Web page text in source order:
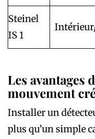
Steinel
IS 1
Les avantages
mouvement
Installer un
plus qu’un simple